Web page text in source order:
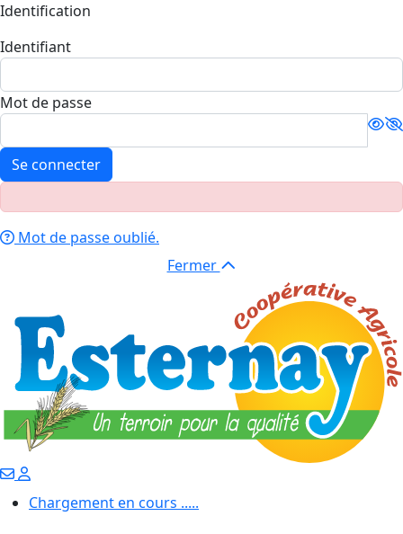
Identification
Identifiant
Mot de passe
Se connecter
Mot de passe oublié.
Fermer
Chargement en cours .....